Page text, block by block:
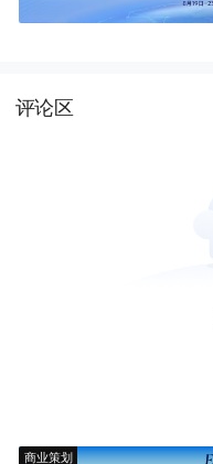
评论区
商业策划